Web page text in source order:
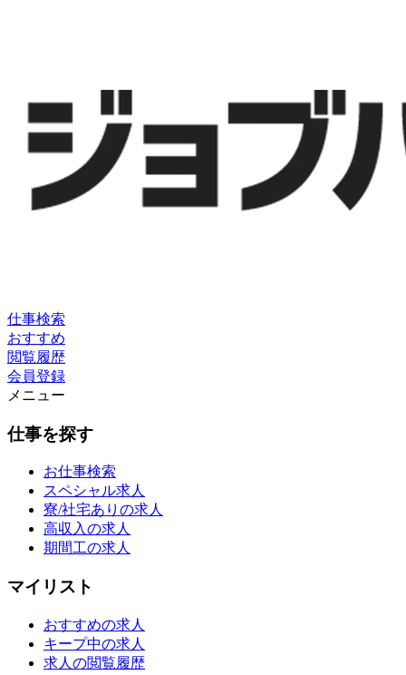
仕事検索
おすすめ
閲覧履歴
会員登録
メニュー
仕事を探す
お仕事検索
スペシャル求人
寮/社宅ありの求人
高収入の求人
期間工の求人
マイリスト
おすすめの求人
キープ中の求人
求人の閲覧履歴